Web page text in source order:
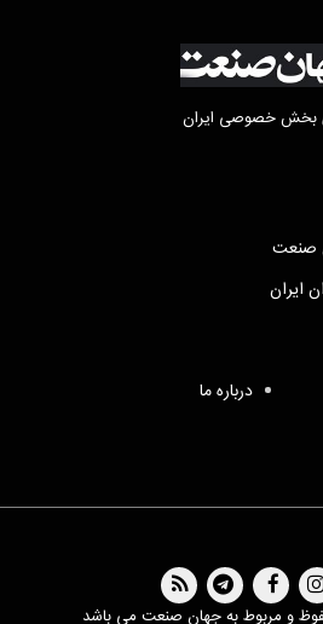
بخش خصوصی ایران
صنعت
ایران
درباره ما
و مربوط به جهان صنعت می باشد